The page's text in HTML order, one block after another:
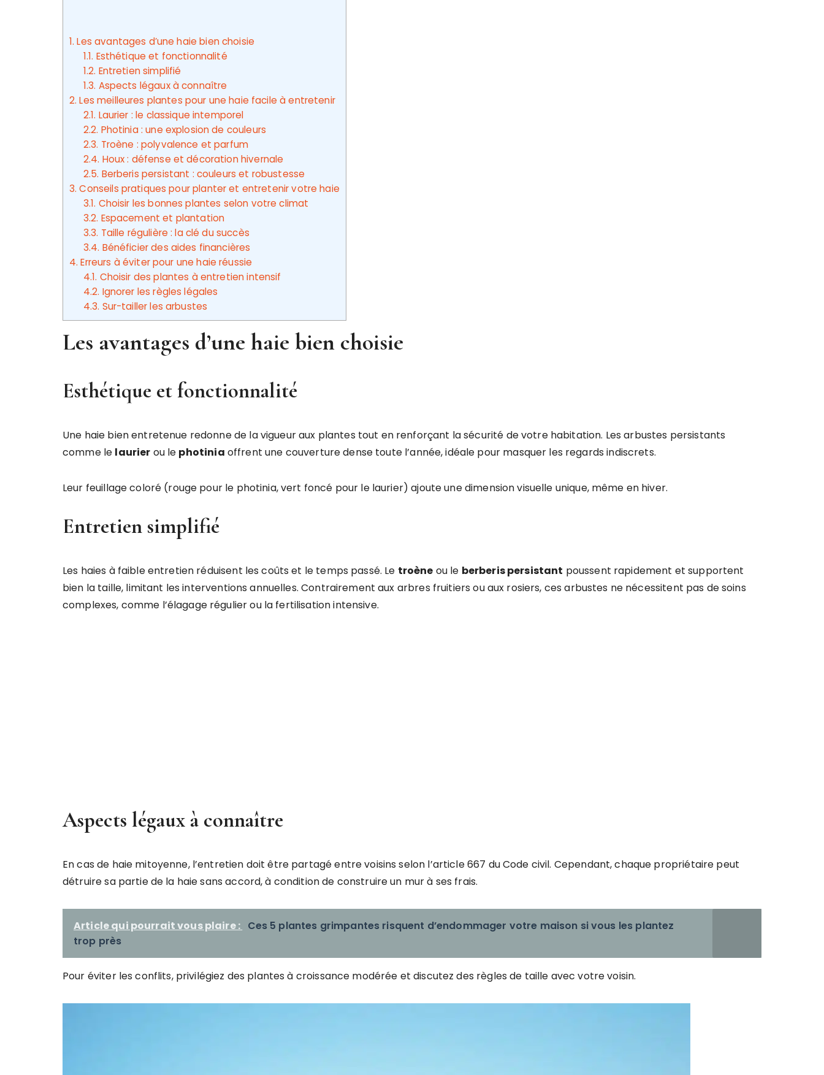
1. Les avantages d’une haie bien choisie
1.1. Esthétique et fonctionnalité
1.2. Entretien simplifié
1.3. Aspects légaux à connaître
2. Les meilleures plantes pour une haie facile à entretenir
2.1. Laurier : le classique intemporel
2.2. Photinia : une explosion de couleurs
2.3. Troène : polyvalence et parfum
2.4. Houx : défense et décoration hivernale
2.5. Berberis persistant : couleurs et robustesse
3. Conseils pratiques pour planter et entretenir votre haie
3.1. Choisir les bonnes plantes selon votre climat
3.2. Espacement et plantation
3.3. Taille régulière : la clé du succès
3.4. Bénéficier des aides financières
4. Erreurs à éviter pour une haie réussie
4.1. Choisir des plantes à entretien intensif
4.2. Ignorer les règles légales
4.3. Sur-tailler les arbustes
Les avantages d’une haie bien choisie
Esthétique et fonctionnalité
Une haie bien entretenue redonne de la vigueur aux plantes tout en renforçant la sécurité de votre habitation. Les arbustes persistants
comme le laurier ou le photinia offrent une couverture dense toute l’année, idéale pour masquer les regards indiscrets.
Leur feuillage coloré (rouge pour le photinia, vert foncé pour le laurier) ajoute une dimension visuelle unique, même en hiver.
Entretien simplifié
Les haies à faible entretien réduisent les coûts et le temps passé. Le troène ou le berberis persistant poussent rapidement et supportent
bien la taille, limitant les interventions annuelles. Contrairement aux arbres fruitiers ou aux rosiers, ces arbustes ne nécessitent pas de soins
complexes, comme l’élagage régulier ou la fertilisation intensive.
Aspects légaux à connaître
En cas de haie mitoyenne, l’entretien doit être partagé entre voisins selon l’article 667 du Code civil. Cependant, chaque propriétaire peut
détruire sa partie de la haie sans accord, à condition de construire un mur à ses frais.
Article qui pourrait vous plaire : Ces 5 plantes grimpantes risquent d’endommager votre maison si vous les plantez
trop près
Pour éviter les conflits, privilégiez des plantes à croissance modérée et discutez des règles de taille avec votre voisin.